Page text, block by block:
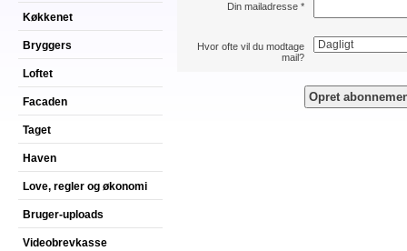
Køkkenet
Bryggers
Loftet
Facaden
Taget
Haven
Love, regler og økonomi
Bruger-uploads
Videobrevkasse
Din mailadresse *
Hvor ofte vil du modtage
mail?